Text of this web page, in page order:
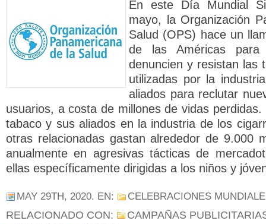
En este Día Mundial
mayo, la Organización
Salud (OPS) hace un
de las Américas para
denuncien y resistan las
utilizadas por la
aliados para reclutar
usuarios, a costa de millones de vidas
tabaco y sus aliados en la industria de los
otras relacionadas gastan alrededor de 9.000
anualmente en agresivas tácticas de
ellas específicamente dirigidas a los niños y
MAY 29TH, 2020. EN: CELEBRACIONES
RELACIONADO CON:
CAMPAÑAS